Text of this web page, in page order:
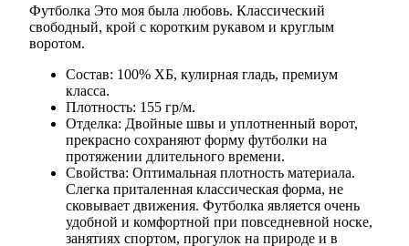
Футболка Это моя была любовь. Классический
свободный, крой с коротким рукавом и круглым
воротом.
Состав: 100% ХБ, кулирная гладь, премиум
класса.
Плотность: 155 гр/м.
Отделка: Двойные швы и уплотненный ворот,
прекрасно сохраняют форму футболки на
протяжении длительного времени.
Свойства: Оптимальная плотность материала.
Слегка приталенная классическая форма, не
сковывает движения. Футболка является очень
удобной и комфортной при повседневной носке,
занятиях спортом, прогулок на природе и в